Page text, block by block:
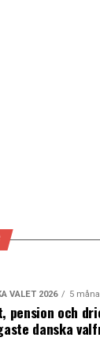
VALET 2026 5
pension och
danska